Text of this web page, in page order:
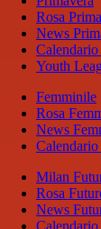
Rosa
News
Youth
Femminile
Rosa
News
Milan
Rosa
News